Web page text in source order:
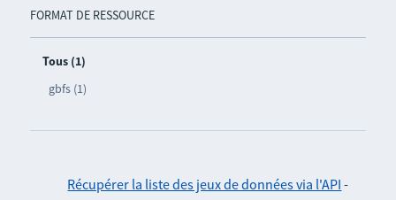
FORMAT DE RESSOURCE
Tous (1)
gbfs (1)
Récupérer la liste des jeux de données via l'API -